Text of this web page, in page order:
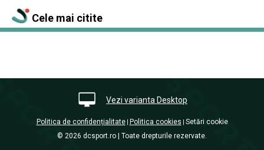
Cele mai citite
Vezi varianta Desktop
Politica de confidențialitate| Politica cookies Setări cookie
© 2026 dcsport.ro | Toate drepturile rezervate.